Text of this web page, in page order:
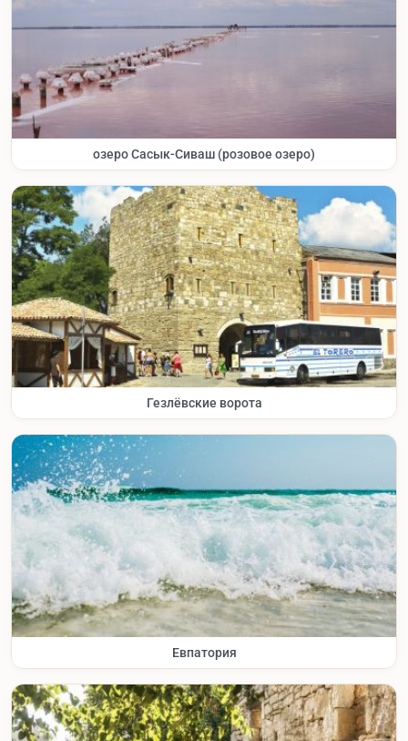
озеро Сасык-Сиваш (розовое озеро)
Гезлёвские ворота
Евпатория